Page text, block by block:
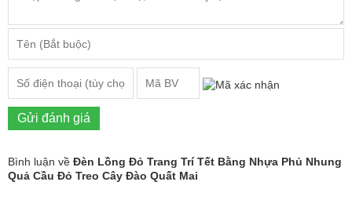
Gửi đánh giá
Bình luận về Đèn Lồng Đỏ Trang Trí Tết Bằng Nhựa Phủ Nhung
Quả Cầu Đỏ Treo Cây Đào Quất Mai